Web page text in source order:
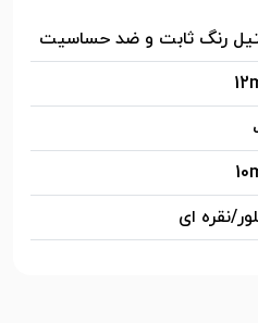
رنگ ثابت و ضد حساسیت
نقره ای